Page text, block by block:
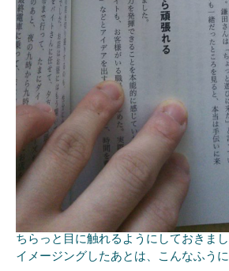
ちらっと目に触れるようにしておきまし
イメージングしたあとは、こんなふう